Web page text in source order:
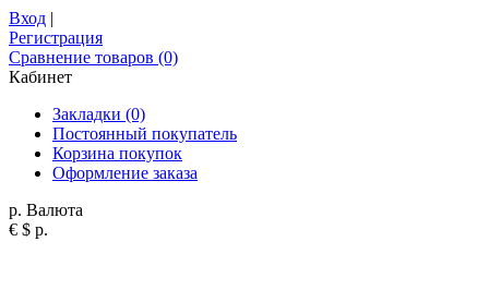
Вход |
Регистрация
Сравнение товаров (0)
Кабинет
Закладки (0)
Постоянный покупатель
Корзина покупок
Оформление заказа
р. Валюта
€ $ р.